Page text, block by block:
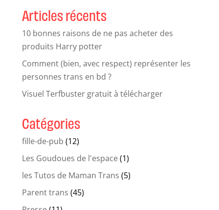
Articles récents
10 bonnes raisons de ne pas acheter des
produits Harry potter
Comment (bien, avec respect) représenter les
personnes trans en bd ?
Visuel Terfbuster gratuit à télécharger
Catégories
fille-de-pub (12)
Les Goudoues de l'espace(1)
les Tutos de Maman Trans (5)
Parent trans (45)